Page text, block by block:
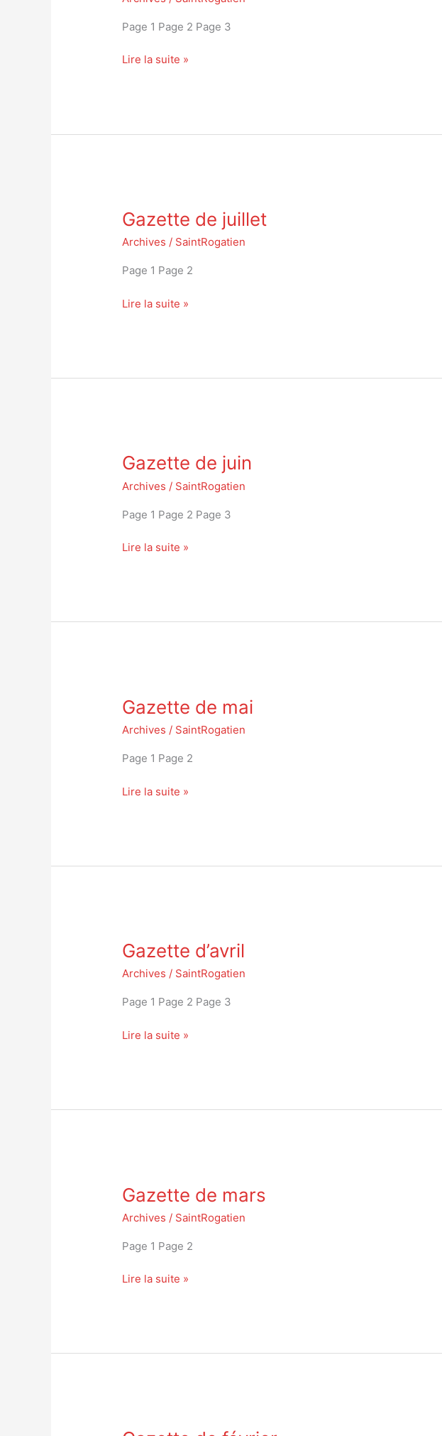
Page 1 Page 2 Page 3
Lire la suite »
Gazette de juillet
Archives / SaintRogatien
Page 1 Page 2
de
Lire la suite »
Gazette de juin
Archives / SaintRogatien
Page 1 Page 2 Page 3
de
Lire la suite »
Gazette de mai
Archives / SaintRogatien
Page 1 Page 2
de
Lire la suite »
Gazette d’avril
Archives / SaintRogatien
Page 1 Page 2 Page 3
d’avril
Lire la suite »
Gazette de mars
Archives / SaintRogatien
Page 1 Page 2
de
Lire la suite »